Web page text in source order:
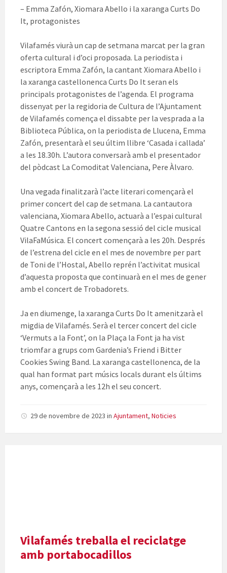
– Emma Zafón, Xiomara Abello i la xaranga Curts Do
It, protagonistes
Vilafamés viurà un cap de setmana marcat per la gran
oferta cultural i d’oci proposada. La periodista i
escriptora Emma Zafón, la cantant Xiomara Abello i
la xaranga castellonenca Curts Do It seran els
principals protagonistes de l’agenda. El programa
dissenyat per la regidoria de Cultura de l’Ajuntament
de Vilafamés comença el dissabte per la vesprada a la
Biblioteca Pública, on la periodista de Llucena, Emma
Zafón, presentarà el seu últim llibre ‘Casada i callada’
a les 18.30h. L’autora conversarà amb el presentador
del pòdcast La Comoditat Valenciana, Pere Àlvaro.
Una vegada finalitzarà l’acte literari començarà el
primer concert del cap de setmana. La cantautora
valenciana, Xiomara Abello, actuarà a l’espai cultural
Quatre Cantons en la segona sessió del cicle musical
VilaFaMúsica. El concert començarà a les 20h. Després
de l’estrena del cicle en el mes de novembre per part
de Toni de l’Hostal, Abello reprén l’activitat musical
d’aquesta proposta que continuarà en el mes de gener
amb el concert de Trobadorets.
Ja en diumenge, la xaranga Curts Do It amenitzarà el
migdia de Vilafamés. Serà el tercer concert del cicle
‘Vermuts a la Font’, on la Plaça la Font ja ha vist
triomfar a grups com Gardenia’s Friend i Bitter
Cookies Swing Band. La xaranga castellonenca, de la
qual han format part músics locals durant els últims
anys, començarà a les 12h el seu concert.
29 de novembre de 2023 in Ajuntament, Noticies
Vilafamés treballa el reciclatge
amb portabocadillos